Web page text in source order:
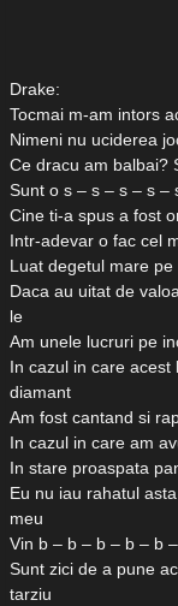
Drake:
Tocmai m-am intors
Nimeni nu uciderea
Ce dracu am balbai?
Sunt o s – s – s – s –
Cine ti-a spus a fost
Intr-adevar o fac cel
Luat degetul mare pe
Daca au uitat de
le
Am unele lucruri pe
In cazul in care
diamant
Am fost cantand si
In cazul in care am
In stare proaspata
Eu nu iau rahatul
meu
Vin b – b – b – b – b
Sunt zici de a pune
tarziu